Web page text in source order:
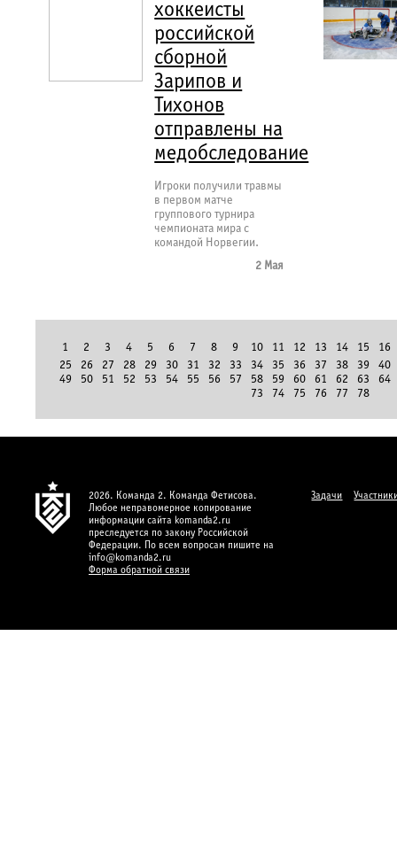
хоккеисты
российской
сборной
Зарипов и
Тихонов
отправлены на
медобследование
Игроки получили травмы
в первом матче
группового турнира
чемпионата мира с
командой Норвегии.
2 Мая
1 2 3 4 5 6 7 8 9 10 11 12 13 14 15
16
25
26 27 28 29 30 31 32 33 34 35 36 37 38 39
40
49
50 51 52 53 54 55 56 57 58 59 60 61 62 63
64
73
74 75 76 77 78
2026. Команда 2. Команда Фетисова.
Любое неправомерное копирование
информации сайта komanda2.ru
преследуется по закону Российской
Федерации. По всем вопросам пишите на
info@komanda2.ru
Форма обратной связи
Задачи